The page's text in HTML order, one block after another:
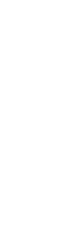
IN
den Betroffenen
des Orts
Ihrer
zu